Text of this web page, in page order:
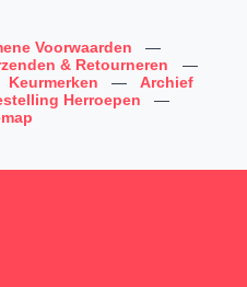
Voorwaarden
—
& Retourneren
—
Keurmerken —
Archief
Herroepen
—